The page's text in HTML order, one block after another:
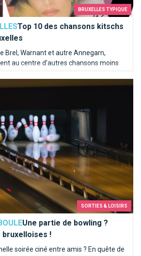
BRUXELLES TYPIQUE
Top 10 des chansons kitschs
Brel, Warnant et autre Annegarn,
au centre d'autres chansons moins
une pièce dans le juke-box de la
en sortir les mélodies les plus kitschs.
SORTIES & LOISIRS
Une partie de bowling ?
!
soirée ciné entre amis ? En quête de
? Strikez les pistes bruxelloises !